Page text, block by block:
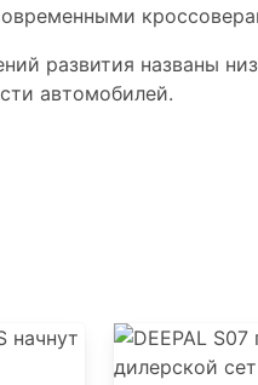
развития названы
автомобилей.